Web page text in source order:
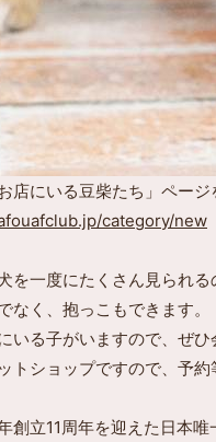
店にいる豆柴たち」ページ
category/new
を一度にたくさん見られる
なく、抱っこもできます。
いる子がいますので、ぜひ
トショップですので、予約
創立11周年を迎えた日本唯